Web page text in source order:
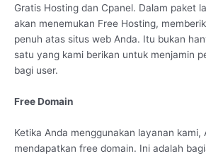
Gratis Hosting dan Cpanel. Dalam paket
akan menemukan Free Hosting,
penuh atas situs web Anda. Itu bukan
satu yang kami berikan untuk menjamin
bagi user.
Free Domain
Ketika Anda menggunakan layanan kami,
mendapatkan free domain. Ini adalah